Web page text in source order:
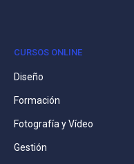
CURSOS ONLINE
Diseño
Formación
Fotografía y Vídeo
Gestión